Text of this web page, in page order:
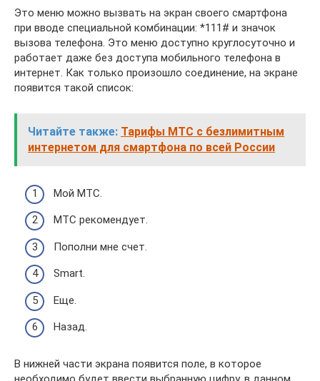
Это меню можно вызвать на экран своего смартфона
при вводе специальной комбинации: *111# и значок
вызова телефона. Это меню доступно круглосуточно и
работает даже без доступа мобильного телефона в
интернет. Как только произошло соединение, на экране
появится такой список:
Читайте также: Тарифы МТС с безлимитным
интернетом для смартфона по всей России
Мой МТС.
МТС рекомендует.
Пополни мне счет.
Smart.
Еще.
Назад.
В нижней части экрана появится поле, в которое